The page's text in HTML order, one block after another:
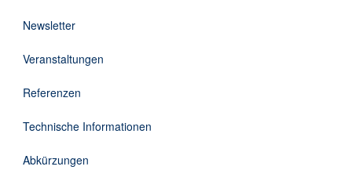
DE
Newsletter
Veranstaltungen
Referenzen
Technische Informationen
Abkürzungen